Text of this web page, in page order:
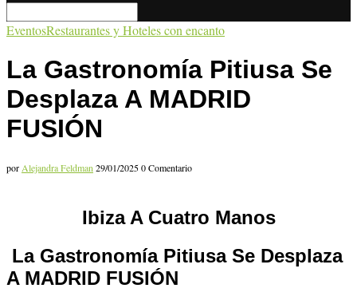
EventosRestaurantes y Hoteles con encanto
La Gastronomía Pitiusa Se
Desplaza A MADRID
FUSIÓN
por Alejandra Feldman 29/01/20250 Comentario
Ibiza A Cuatro Manos
La Gastronomía Pitiusa Se Desplaza
A MADRID FUSIÓN